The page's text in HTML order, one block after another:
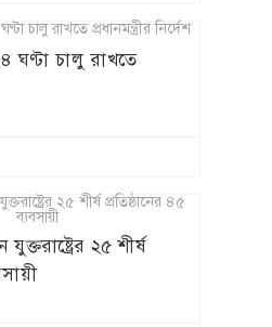
ঘণ্টা চালু রাখতে
২৫ শীর্ষ